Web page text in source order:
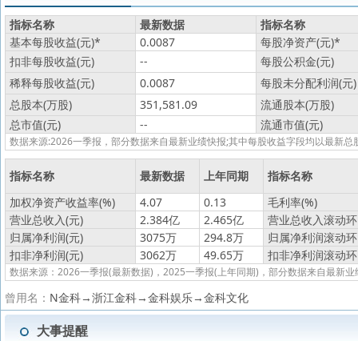
指标名称 最新数据
指标名称
基本每股收益(元)* 0.0087 每股净资产(元)*
扣非每股收益(元)
--
每股公积金(元)
稀释每股收益(元)
0.0087
每股未分配利润(元)
总股本(万股)
351,581.09
流通股本(万股)
总市值(元)
-- 流通市值(元)
数据来源:2026一季报，部分数据来自最新业绩快报;其中每股收益字段均以最新
指标名称 最新数据 上年同期
指标名称
加权净资产收益率(%)
4.07 0.13
毛利率(%)
营业总收入(元)
2.384亿 2.465亿
营业总收入滚动
归属净利润(元)
3075万 294.8万
归属净利润滚动
扣非净利润(元)
3062万 49.65万 扣非净利润滚动
数据来源：2026一季报(最新数据)，2025一季报(上年同期)，部分数据来自最新业
曾用名： N金科→浙江金科→金科娱乐→金科文化
大事提醒